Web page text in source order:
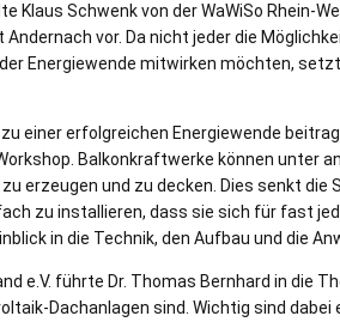
Klaus Schwenk von der WaWiSo Rhein-
vor. Da nicht jeder die
Energiewende mitwirken möchten,
einer erfolgreichen Energiewende
Balkonkraftwerke können unter
erzeugen und zu decken. Dies senkt die
zu installieren, dass sie sich für fast
in die Technik, den Aufbau und die
e.V. führte Dr. Thomas Bernhard in die
Dachanlagen sind. Wichtig sind dabei